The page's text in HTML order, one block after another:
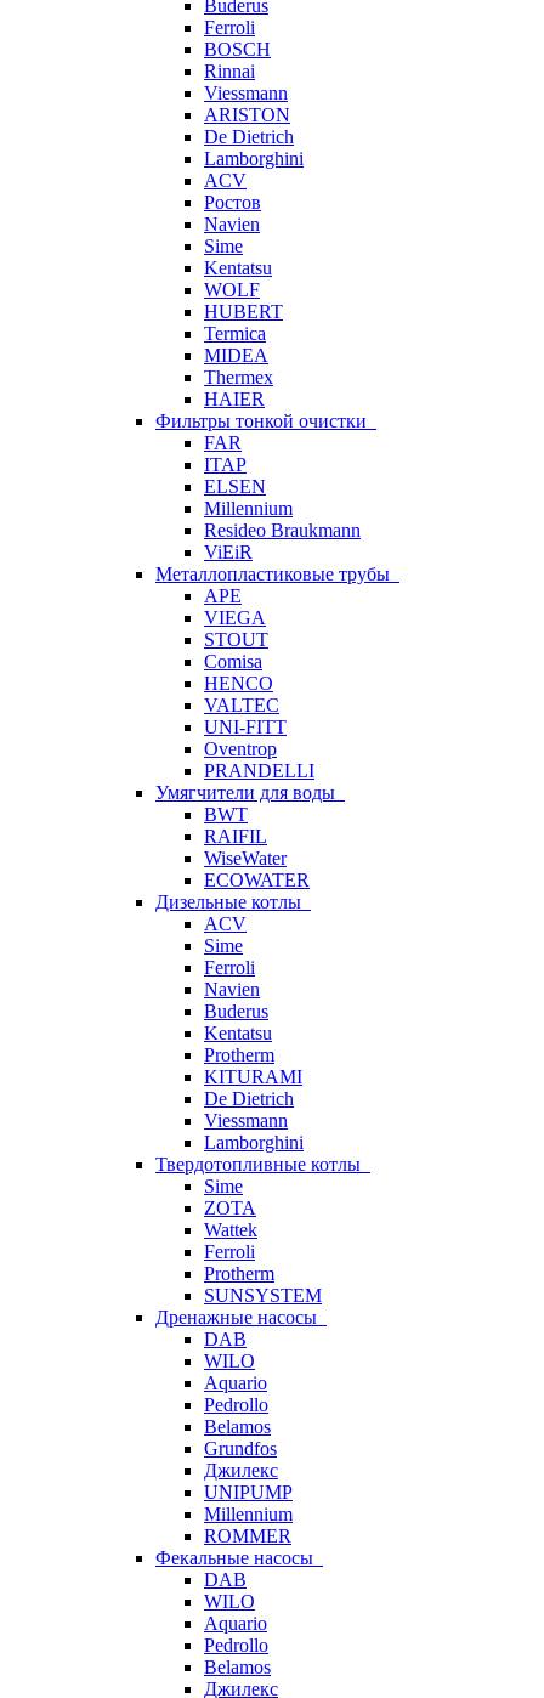
Buderus
Ferroli
BOSCH
Rinnai
Viessmann
ARISTON
De Dietrich
Lamborghini
ACV
Ростов
Navien
Sime
Kentatsu
WOLF
HUBERT
Termica
MIDEA
Thermex
HAIER
Фильтры тонкой очистки
FAR
ITAP
ELSEN
Millennium
Resideo Braukmann
ViEiR
Металлопластиковые трубы
APE
VIEGA
STOUT
Comisa
HENCO
VALTEC
UNI-FITT
Oventrop
PRANDELLI
Умягчители для воды
BWT
RAIFIL
WiseWater
ECOWATER
Дизельные котлы
ACV
Sime
Ferroli
Navien
Buderus
Kentatsu
Protherm
KITURAMI
De Dietrich
Viessmann
Lamborghini
Твердотопливные котлы
Sime
ZOTA
Wattek
Ferroli
Protherm
SUNSYSTEM
Дренажные насосы
DAB
WILO
Aquario
Pedrollo
Belamos
Grundfos
Джилекс
UNIPUMP
Millennium
ROMMER
Фекальные насосы
DAB
WILO
Aquario
Pedrollo
Belamos
Джилекс